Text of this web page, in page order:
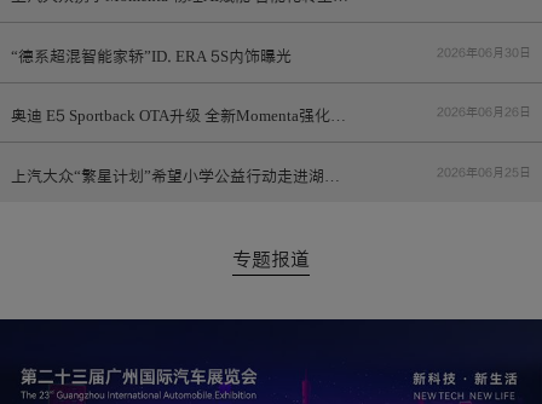
“德系超混智能家轿”ID. ERA 5S内饰曝光 2026年06月30日
奥迪 E5 Sportback OTA升级 全新Momenta强化学习大模型上车 2026年06月26日
上汽大众“繁星计划”希望小学公益行动走进湖南益阳 2026年06月25日
专题报道